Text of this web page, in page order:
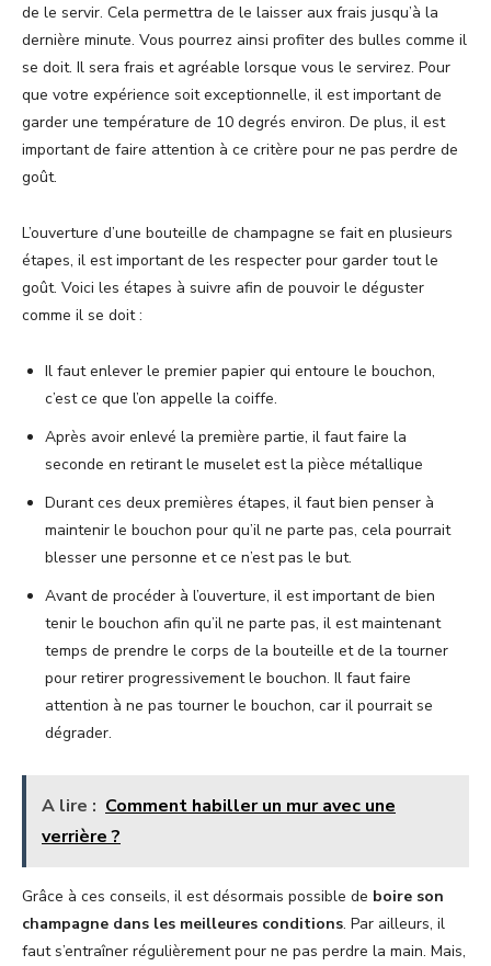
de le servir. Cela permettra de le laisser aux frais jusqu’à la
dernière minute. Vous pourrez ainsi profiter des bulles comme il
se doit. Il sera frais et agréable lorsque vous le servirez. Pour
que votre expérience soit exceptionnelle, il est important de
garder une température de 10 degrés environ. De plus, il est
important de faire attention à ce critère pour ne pas perdre de
goût.
L’ouverture d’une bouteille de champagne se fait en plusieurs
étapes, il est important de les respecter pour garder tout le
goût. Voici les étapes à suivre afin de pouvoir le déguster
comme il se doit :
Il faut enlever le premier papier qui entoure le bouchon,
c’est ce que l’on appelle la coiffe.
Après avoir enlevé la première partie, il faut faire la
seconde en retirant le muselet est la pièce métallique
Durant ces deux premières étapes, il faut bien penser à
maintenir le bouchon pour qu’il ne parte pas, cela pourrait
blesser une personne et ce n’est pas le but.
Avant de procéder à l’ouverture, il est important de bien
tenir le bouchon afin qu’il ne parte pas, il est maintenant
temps de prendre le corps de la bouteille et de la tourner
pour retirer progressivement le bouchon. Il faut faire
attention à ne pas tourner le bouchon, car il pourrait se
dégrader.
A lire : Comment habiller un mur avec une
verrière ?
Grâce à ces conseils, il est désormais possible de boire son
champagne dans les meilleures conditions. Par ailleurs, il
faut s’entraîner régulièrement pour ne pas perdre la main. Mais,